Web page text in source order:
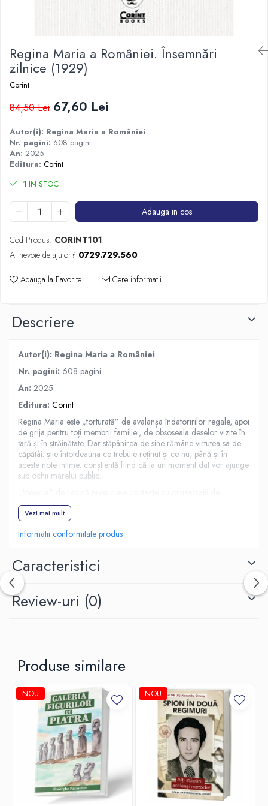
Jurnale/Memorii
Manuale scolare/Cursuri
Medicină
Poezie
Proză
Psihologie
Sociologie
Spiritualitate/Ezoterism
Sport
Stiinte/Educatie
Regina Maria a României. Însemnări
zilnice (1929)
Corint
84,50 Lei 67,60 Lei
Autor(i): Regina Maria a României
Nr. pagini: 608 pagini
An: 2025
Editura: Corint
1 IN STOC
Adauga in cos
Cod Produs: CORINT101
Ai nevoie de ajutor? 0729.729.560
Adauga la Favorite Cere informatii
Descriere
Autor(i): Regina Maria a României
Nr. pagini: 608 pagini
An: 2025
Editura: Corint
Regina Maria este „torturată” de avalanșa îndatoririlor regale, apoi
de grija pentru toți membrii familiei, de obsoseala deselor vizite în
țară și în străinătate. Dar stăpânirea de sine rămâne virtutea sa de
căpătâi: știe întotdeauna ce trebuie reținut și ce nu, până și în
aceste note intime, conștientă fiind că la un moment dat vor ajunge
sub ochii marelui public.
binefacere, școli, fundații, unele patronate de ea însăși. Ia apărarea
Societății „Ocrotirea orfanilor de război”, condusă de Olga
Sturdza, unde detractorii acuzau, fără temei, fraude bănești.
Pentru Fundația „Regele Ferdinand I” de la Iași croiește „planuri
Liberă de Sabina Cantacuzino, vizitează spitalul Colentina condus
de dr. N. Lupu. Se ocupă de Societatea Invalizilor (unde ține un
discurs în limba română, aplaudat de public), de Societatea
„Mircea” (creată în amintirea copilului mort de febră tifoidă în
1916). Se simte epuizată, gata să leșine, o sufocă nesfârșitele
prezentări de „babe”, lipsa de aer din unele încăperi, dar fiind în
povestirii; autoironia, șarjele la adresa câte unui om politic,
înțelegerea binevoitoare a hachițelor cutărei guvernante fac
Puțini străini s-au identificat cu spiritul românesc așa cum a făcut-o
Regina Maria, care s-a simțit româncă, s-a purtat ca atare și
ezitările în public le-a tratat șăgalnic. Mereu ocupată cu audiențele,
Regina simte că are „un adevărat serviciu”, apoi obligațiile oficiale,
grijile cu familia, mondenitățile nevinovate, nevoia de a perfecționa
continuu Cotrocenii, Branul sau Balcicul, lungile plimbări cu
Zalamort, „calul ideal” – toate acestea îi consumă timpul. Printre
ele strecoară, totuși, pauze pentru o îndeletnicire dragă, cea de
scriitoare.
Regina Maria face față admirabil unui program cotidian încărcat.
Vezi mai mult
Informatii conformitate produs
Caracteristici
Review-uri (0)
Produse similare
NOU NOU